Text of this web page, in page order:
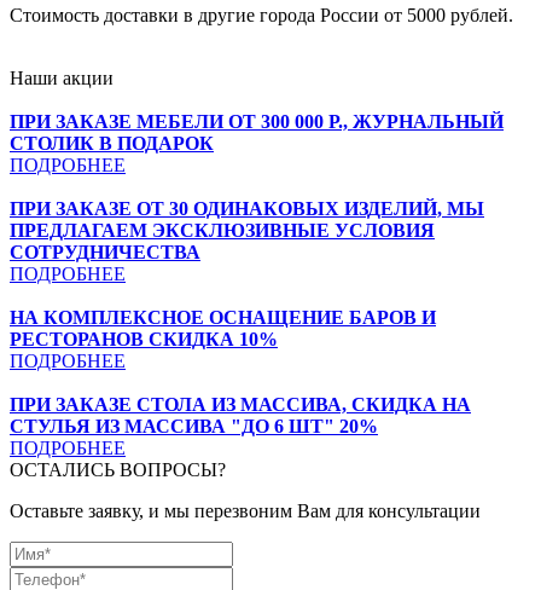
Стоимость доставки в другие города России от 5000 рублей.
Наши акции
ПРИ ЗАКАЗЕ МЕБЕЛИ ОТ 300 000 Р., ЖУРНАЛЬНЫЙ
СТОЛИК В ПОДАРОК
ПОДРОБНЕЕ
ПРИ ЗАКАЗЕ ОТ 30 ОДИНАКОВЫХ ИЗДЕЛИЙ, МЫ
ПРЕДЛАГАЕМ ЭКСКЛЮЗИВНЫЕ УСЛОВИЯ
СОТРУДНИЧЕСТВА
ПОДРОБНЕЕ
НА КОМПЛЕКСНОЕ ОСНАЩЕНИЕ БАРОВ И
РЕСТОРАНОВ СКИДКА 10%
ПОДРОБНЕЕ
ПРИ ЗАКАЗЕ СТОЛА ИЗ МАССИВА, СКИДКА НА
СТУЛЬЯ ИЗ МАССИВА "ДО 6 ШТ" 20%
ПОДРОБНЕЕ
ОСТАЛИСЬ ВОПРОСЫ?
Оставьте заявку, и мы перезвоним Вам для консультации